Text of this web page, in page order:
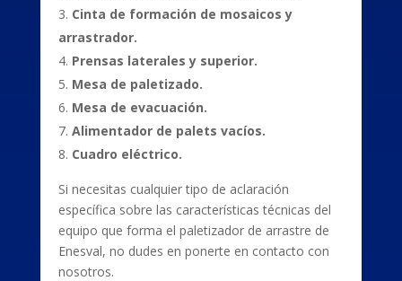
Cinta de formación de mosaicos y
arrastrador.
Prensas laterales y superior.
Mesa de paletizado.
Mesa de evacuación.
Alimentador de palets vacíos.
Cuadro eléctrico.
Si necesitas cualquier tipo de aclaración
específica sobre las características técnicas del
equipo que forma el paletizador de arrastre de
Enesval, no dudes en ponerte en contacto con
nosotros.